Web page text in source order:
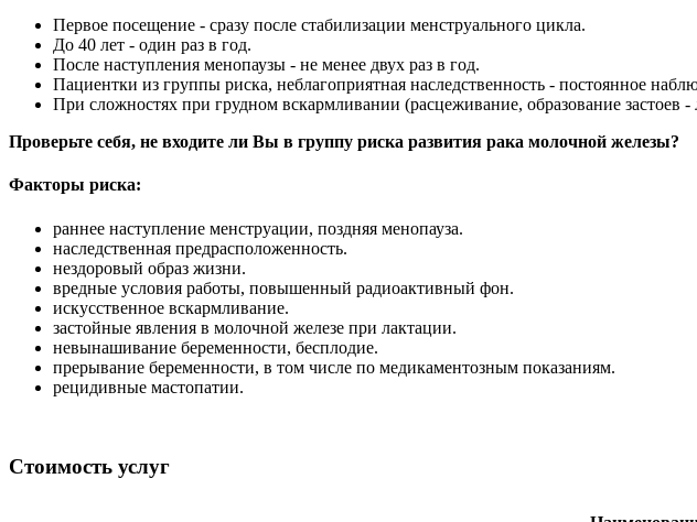
Первое посещение - сразу после стабилизации менструального цикла.
До 40 лет - один раз в год.
После наступления менопаузы - не менее двух раз в год.
Пациентки из группы риска, неблагоприятная наследственность - постоянное
При сложностях при грудном вскармливании (расцеживание, образование застоев -
Проверьте себя, не входите ли Вы в группу риска развития рака молочной железы?
Факторы риска:
раннее наступление менструации, поздняя менопауза.
наследственная предрасположенность.
нездоровый образ жизни.
вредные условия работы, повышенный радиоактивный фон.
искусственное вскармливание.
застойные явления в молочной железе при лактации.
невынашивание беременности, бесплодие.
прерывание беременности, в том числе по медикаментозным показаниям.
рецидивные мастопатии.
Стоимость услуг